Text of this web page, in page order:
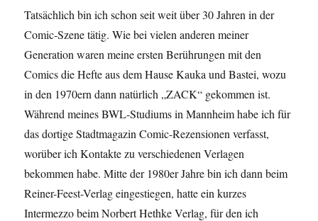
Tatsächlich bin ich schon seit weit über 30 Jahren in der
Comic-Szene tätig. Wie bei vielen anderen meiner
Generation waren meine ersten Berührungen mit den
Comics die Hefte aus dem Hause Kauka und Bastei, wozu
in den 1970ern dann natürlich „ZACK“ gekommen ist.
Während meines BWL-Studiums in Mannheim habe ich für
das dortige Stadtmagazin Comic-Rezensionen verfasst,
worüber ich Kontakte zu verschiedenen Verlagen
bekommen habe. Mitte der 1980er Jahre bin ich dann beim
Reiner-Feest-Verlag eingestiegen, hatte ein kurzes
Intermezzo beim Norbert Hethke Verlag, für den ich